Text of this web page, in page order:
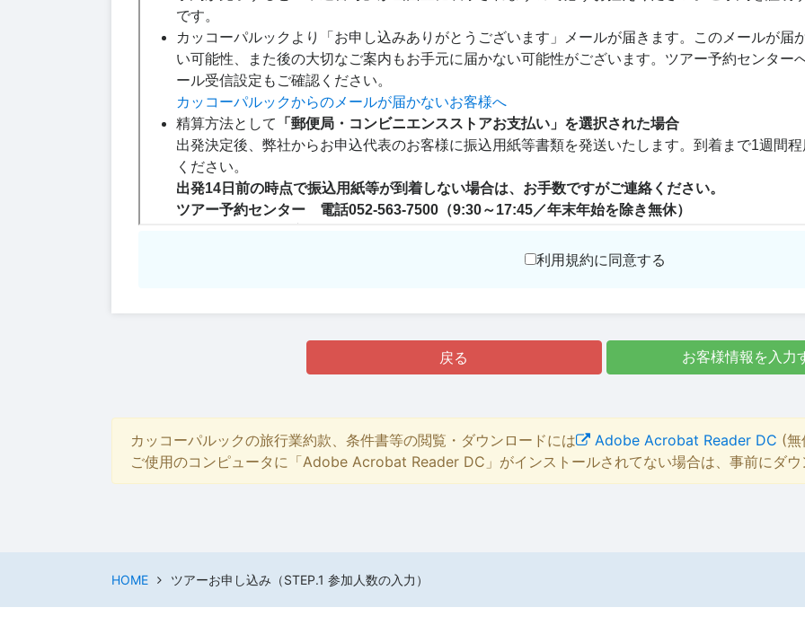
利用規約に同意する
戻る お客様情報を入力
カッコーパルックの旅行業約款、条件書等の閲覧・ダウンロードには Adobe Acrobat Reader DC (無
ご使用のコンピュータに「Adobe Acrobat Reader DC」がインストールされてない場合は、事前にダウ
HOME ツアーお申し込み（STEP.1 参加人数の入力）